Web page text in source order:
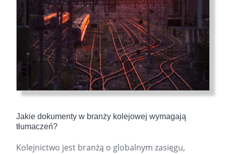
Jakie dokumenty w branży kolejowej wymagają
tłumaczeń?
Kolejnictwo jest branżą o globalnym zasięgu,